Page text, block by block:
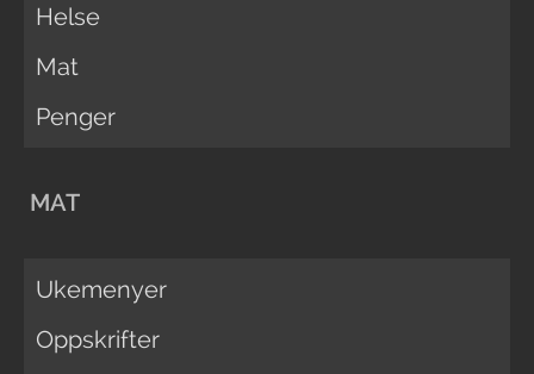
Helse
Mat
Penger
MAT
Ukemenyer
Oppskrifter